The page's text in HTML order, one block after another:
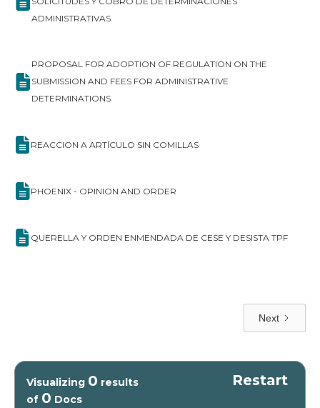
ADMINISTRATIVAS
PROPOSAL FOR ADOPTION OF REGULATION ON THE
SUBMISSION AND FEES FOR ADMINISTRATIVE
DETERMINATIONS
REACCION A ARTÍCULO SIN COMILLAS
PHOENIX - OPINION AND ORDER
QUERELLA Y ORDEN ENMENDADA DE CESE Y DESISTA TPF
Next
Visualizing 0 results
of 0 Docs
Restart